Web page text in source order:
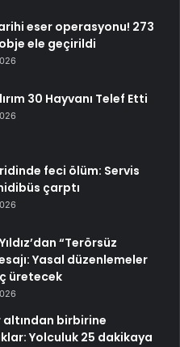
eser operasyonu! 273
obje ele geçirildi
30 Hayvanı Telef Etti
feci ölüm: Servis
çarptı
“Terörsüz
Yasal düzenlemeler
üretecek
altından birbirine
Yolculuk 25 dakikaya